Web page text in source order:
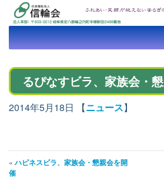
るぴなすビラ、家族会・
2014年5月18日 【ニュース】
« ハピネスビラ、家族会・懇親会を開
催